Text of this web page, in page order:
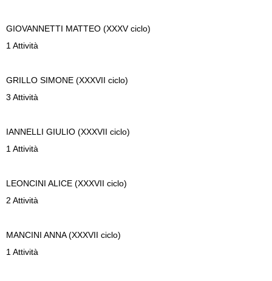
GIOVANNETTI MATTEO (XXXV ciclo)
1 Attività
GRILLO SIMONE (XXXVII ciclo)
3 Attività
IANNELLI GIULIO (XXXVII ciclo)
1 Attività
LEONCINI ALICE (XXXVII ciclo)
2 Attività
MANCINI ANNA (XXXVII ciclo)
1 Attività